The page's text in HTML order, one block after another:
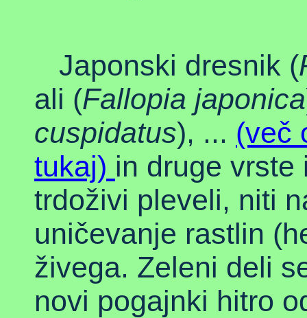
Japonski dresnik (
ali (Fallopia japonica
cuspidatus), ... (več
tukaj) in druge vrste
trdoživi pleveli, niti
uničevanje rastlin
živega. Zeleni deli
novi pogajnki hitro